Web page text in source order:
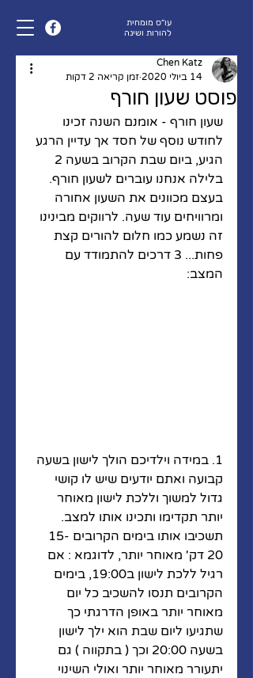
עו״ס מומחית
להורות ושינה
פוסט שעון חורף
Chen Katz
14 ביולי 2020
זמן קריאה 2 דקות
שעון חורף - אומנם השנה זכינו
לחודש נוסף של חסד אך עדיין הרגע
בלילה אנחנו עוברים לשעון חורף.
בעצם מכוונים את השעון אחורה
ומרוויחים עוד שעה. לרווקים מבינינו
זה נשמע כמו חלום להורים קצת
פחות... 3 דרכים להתמודד עם
המצב:
1. במידה וילדיכם הולך לישון בשעה
קבועה ואתם יודעים שיש לו קושי
גדול למשוך וללכת לישון מאוחר
יותר תקדימו ותכינו אותו למצב.
תשכיבו אותו בימים הקרובים 15-
20 דק' מאוחר יותר, לדוגמא : אם
רגיל ללכת לישון ב19:00, בימים
הקרובים תנסו להשכיב כל יום
מאוחר יותר באופן הדרגתי כך
שתגיעו ליום שבת הוא ילך לישון
בשעה 20:00 וכך ( בתקווה ) גם
יתעורר מאוחר יותר ואולי השינוי